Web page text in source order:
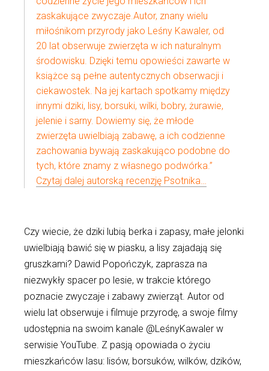
zaskakujące zwyczaje.Autor, znany wielu
miłośnikom przyrody jako Leśny Kawaler, od
20 lat obserwuje zwierzęta w ich naturalnym
środowisku. Dzięki temu opowieści zawarte w
książce są pełne autentycznych obserwacji i
ciekawostek. Na jej kartach spotkamy między
innymi dziki, lisy, borsuki, wilki, bobry, żurawie,
jelenie i sarny. Dowiemy się, że młode
zwierzęta uwielbiają zabawę, a ich codzienne
zachowania bywają zaskakująco podobne do
tych, które znamy z własnego podwórka.”
Czytaj dalej autorską recenzję Psotnika…
Czy wiecie, że dziki lubią berka i zapasy, małe jelonki
uwielbiają bawić się w piasku, a lisy zajadają się
gruszkami? Dawid Popończyk, zaprasza na
niezwykły spacer po lesie, w trakcie którego
poznacie zwyczaje i zabawy zwierząt. Autor od
wielu lat obserwuje i filmuje przyrodę, a swoje filmy
udostępnia na swoim kanale @LeśnyKawaler w
serwisie YouTube. Z pasją opowiada o życiu
mieszkańców lasu: lisów, borsuków, wilków, dzików,